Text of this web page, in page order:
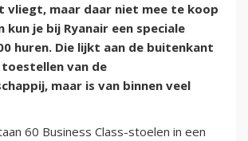
vliegt, maar daar niet mee te koop
kun je bij Ryanair een speciale
huren. Die lijkt aan de buitenkant
van de
maar is van binnen veel
60 Business Class-stoelen in een